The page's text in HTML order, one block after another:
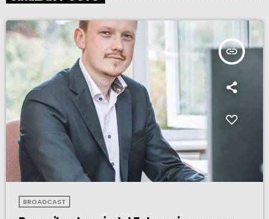
insert_link
BROADCAST